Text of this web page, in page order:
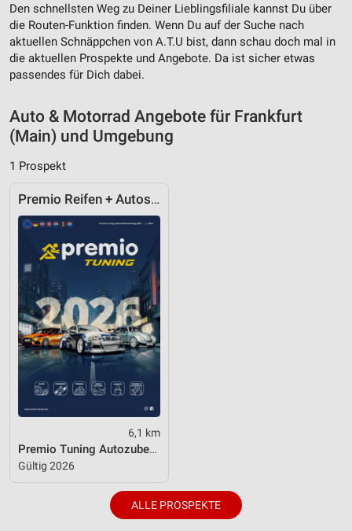
Den schnellsten Weg zu Deiner Lieblingsfiliale kannst Du über
die Routen-Funktion finden. Wenn Du auf der Suche nach
aktuellen Schnäppchen von A.T.U bist, dann schau doch mal in
die aktuellen Prospekte und Angebote. Da ist sicher etwas
passendes für Dich dabei.
Auto & Motorrad Angebote für Frankfurt
(Main) und Umgebung
1 Prospekt
Premio Reifen + Autoservice
6,1 km
Premio Tuning Autozubehörkatalog 2026
Gültig 2026
ALLE PROSPEKTE
Nicht-IAB-Verarbeitungszwecke:
Notwendig
Performance
Werbung